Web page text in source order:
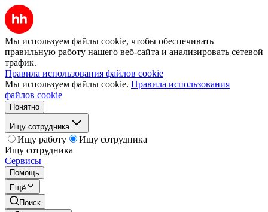
Мы используем файлы cookie, чтобы обеспечивать
правильную работу нашего веб-сайта и анализировать сетевой
трафик.
Правила использования файлов cookie
Мы используем файлы cookie. Правила использования
файлов cookie
Понятно
Ищу сотрудника
Ищу работу
Ищу сотрудника
Ищу сотрудника
Сервисы
Помощь
Ещё
Поиск